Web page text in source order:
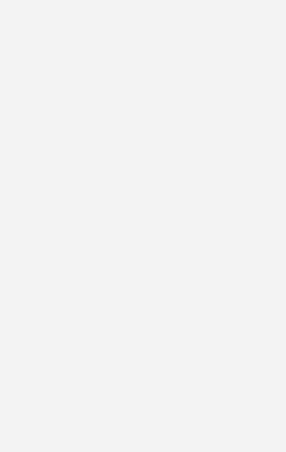
I 100
– perfekt für
dass nach jedem Toilettengang
sorgt. Das ViClean-I 100 von
mit intuitivem Bedienkomfort und
sich die